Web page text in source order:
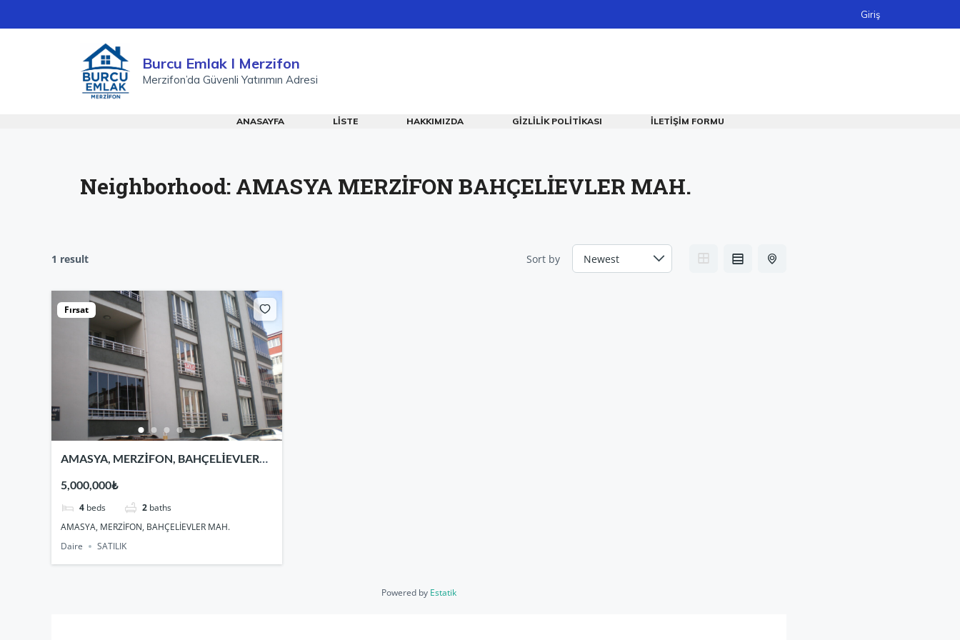
atla
Giriş
Burcu Emlak I Merzifon
Merzifon’da Güvenli Yatırımın Adresi
ANASAYFA LISTE HAKKIMIZDA GIZLILIK POLITIKASI İLETIŞIM FORMU
Neighborhood: AMASYA MERZİFON BAHÇELİEVLER MAH.
1 result Sort by
Fırsat
AMASYA, MERZİFON, BAHÇELİEVLER
5,000,000₺
4 beds 2 baths
AMASYA, MERZİFON, BAHÇELİEVLER MAH.
Daire
SATILIK
Powered by Estatik